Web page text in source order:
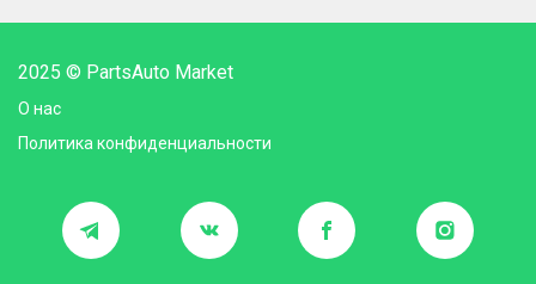
2025 © PartsAuto Market
О нас
Политика конфиденциальности